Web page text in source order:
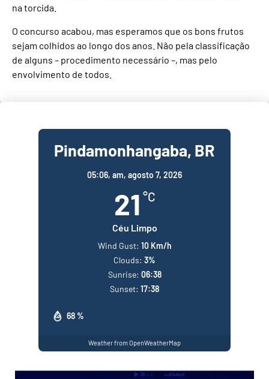
na torcida.
O concurso acabou, mas esperamos que os bons frutos
sejam colhidos ao longo dos anos. Não pela classificação
de alguns – procedimento necessário –, mas pelo
envolvimento de todos.
Pindamonhangaba, BR
05:06, am, agosto 7, 2026
21 °C
Céu Limpo
68 %
Wind Gust: 10 Km/h
Clouds: 3%
Sunrise: 06:38
Sunset: 17:38
Weather from OpenWeatherMap